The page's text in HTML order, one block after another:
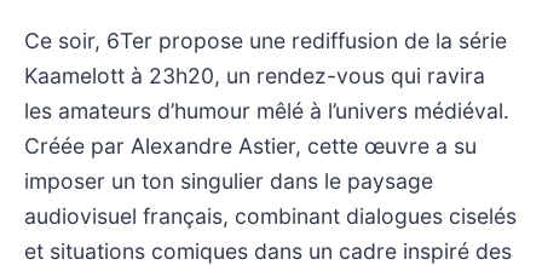
Ce soir, 6Ter propose une rediffusion de la série
Kaamelott à 23h20, un rendez-vous qui ravira
les amateurs d’humour mêlé à l’univers médiéval.
Créée par Alexandre Astier, cette œuvre a su
imposer un ton singulier dans le paysage
audiovisuel français, combinant dialogues ciselés
et situations comiques dans un cadre inspiré des